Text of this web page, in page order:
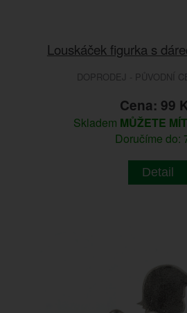
Louskáček figurka s
DOPRODEJ - PŮVODNÍ
Cena: 99
Skladem MŮŽETE
Doručíme do:
Detail